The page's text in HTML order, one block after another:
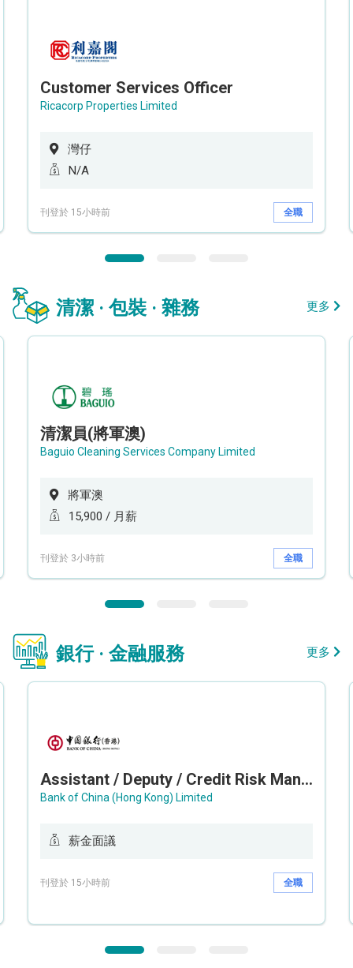
Customer Services Officer
Ricacorp Properties Limited
灣仔
N/A
刊登於 15小時前 全職
清潔 · 包裝 · 雜務 更多
清潔員(將軍澳)
Baguio Cleaning Services Company Limited
將軍澳
15,900 / 月薪
刊登於 3小時前 全職
銀行 · 金融服務 更多
Assistant / Deputy / Credit Risk Manager (Credit Monitoring)
Bank of China (Hong Kong) Limited
薪金面議
刊登於 15小時前 全職